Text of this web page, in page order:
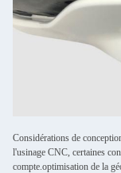
Considérations de
l'usinage CNC, certaines
compte.optimisation de la